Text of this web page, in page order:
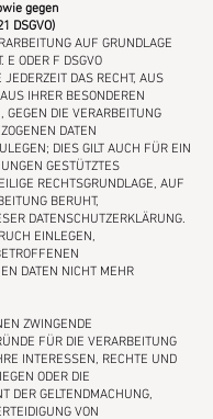
gegen
DSGVO)
AUF GRUNDLAGE
E ODER F DSGVO
JEDERZEIT DAS RECHT, AUS
IHRER BESONDEREN
GEGEN DIE VERARBEITUNG
DATEN
DIES GILT AUCH FÜR EIN
GESTÜTZTES
RECHTSGRUNDLAGE, AUF
BERUHT,
DATENSCHUTZERKLÄRUNG.
EINLEGEN,
DATEN NICHT MEHR
ZWINGENDE
FÜR DIE VERARBEITUNG
INTERESSEN, RECHTE UND
ODER DIE
DER GELTENDMACHUNG,
VON